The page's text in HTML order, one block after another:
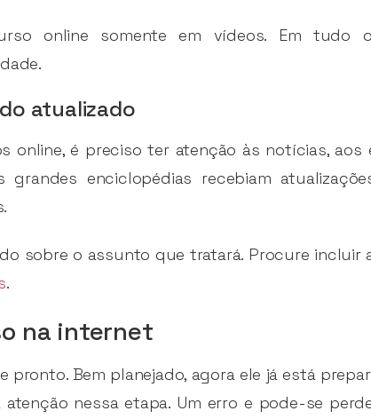
online somente em vídeos. Em
atualizado
online, é preciso ter atenção às notícias,
grandes enciclopédias recebiam
sobre o assunto que tratará. Procure incluir
.
na internet
pronto. Bem planejado, agora ele já está
nessa etapa. Um erro e pode-se